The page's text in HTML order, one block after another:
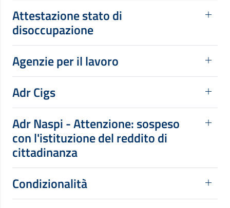
Attestazione stato di
disoccupazione
Agenzie per il lavoro
Adr Cigs
Adr Naspi - Attenzione: sospeso
con l'istituzione del reddito di
cittadinanza
Condizionalità